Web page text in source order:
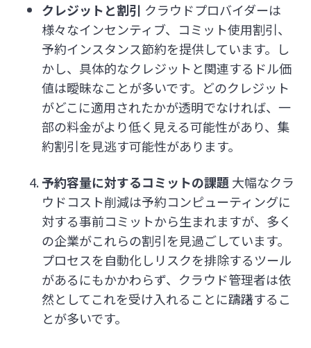
クレジットと割引 クラウドプロバイダーは
様々なインセンティブ、コミット使用割引、
予約インスタンス節約を提供しています。し
かし、具体的なクレジットと関連するドル価
値は曖昧なことが多いです。どのクレジット
がどこに適用されたかが透明でなければ、一
部の料金がより低く見える可能性があり、集
約割引を見逃す可能性があります。
予約容量に対するコミットの課題大幅なクラ
ウドコスト削減は予約コンピューティングに
対する事前コミットから生まれますが、多く
の企業がこれらの割引を見過ごしています。
プロセスを自動化しリスクを排除するツール
があるにもかかわらず、クラウド管理者は依
然としてこれを受け入れることに躊躇するこ
とが多いです。